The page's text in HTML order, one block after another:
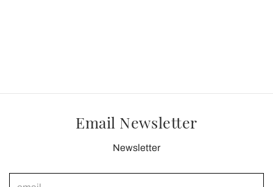
Email Newsletter
Newsletter